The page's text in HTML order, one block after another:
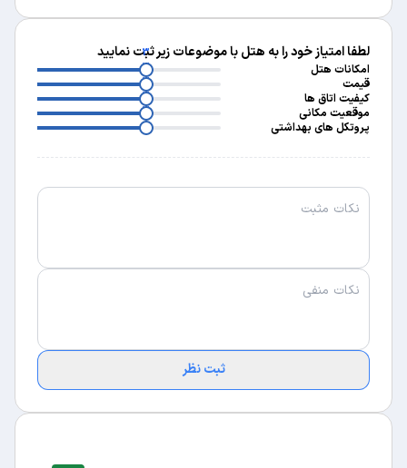
لطفا امتیاز خود را به هتل با موضوعات زیر ثبت نمایید
امکانات هتل
3
قیمت
3
کیفیت اتاق ها
3
موقعیت مکانی
3
پروتکل های بهداشتی
3
ثبت نظر